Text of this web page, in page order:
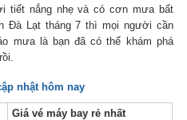
tiết nắng nhẹ và có cơn mưa bất
Đà Lạt tháng 7 thì mọi người cần
mưa là bạn đã có thể khám phá
nhật hôm nay
Giá vé máy bay rẻ nhất